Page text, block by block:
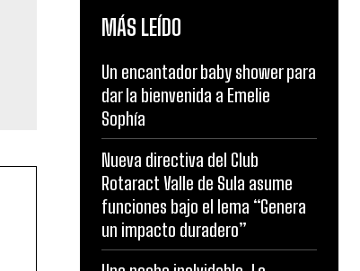
MÁS LEÍDO
Un encantador baby shower para
dar la bienvenida a Emelie
Sophía
Nueva directiva del Club
Rotaract Valle de Sula asume
funciones bajo el lema “Genera
un impacto duradero”